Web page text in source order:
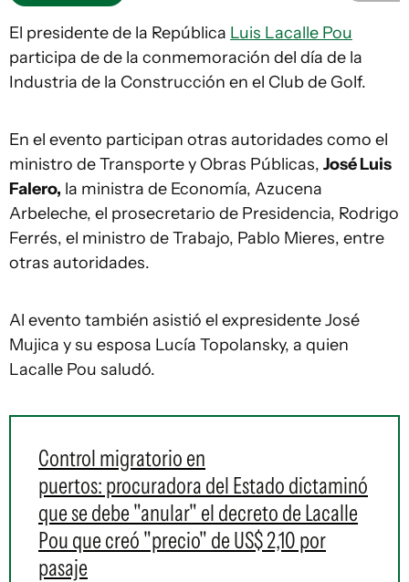
El presidente de la República Luis Lacalle Pou
participa de de la conmemoración del día de la
Industria de la Construcción en el Club de Golf.
En el evento participan otras autoridades como el
ministro de Transporte y Obras Públicas, José Luis
Falero, la ministra de Economía, Azucena
Arbeleche, el prosecretario de Presidencia, Rodrigo
Ferrés, el ministro de Trabajo, Pablo Mieres, entre
otras autoridades.
Al evento también asistió el expresidente José
Mujica y su esposa Lucía Topolansky, a quien
Lacalle Pou saludó.
Control migratorio en
puertos: procuradora del Estado dictaminó
que se debe "anular" el decreto de Lacalle
Pou que creó "precio" de US$ 2,10 por
pasaje